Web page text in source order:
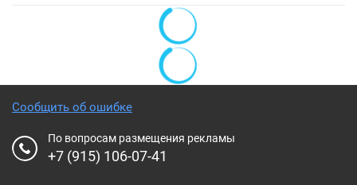
Сообщить об ошибке
По вопросам размещения рекламы
+7 (915) 106-07-41